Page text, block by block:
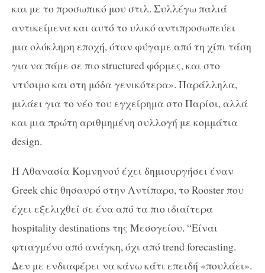
και με το προσωπικό μου στιλ. Συλλέγω παλιά
αντικείμενα και αυτό το υλικό αντιπροσωπεύει
μια ολόκληρη εποχή, όταν φύγαμε από τη χίπι τάση
για να πάμε σε πιο structured φόρμες, και στο
ντύσιμο και στη μόδα γενικότερα». Παράλληλα,
μιλάει για το νέο του εγχείρημα στο Παρίσι, αλλά
και μια πρώτη αριθμημένη συλλογή με κομμάτια
design.
Η Αθανασία Κομνηνού έχει δημιουργήσει έναν
Greek chic θησαυρό στην Αντίπαρο, το Rooster που
έχει εξελιχθεί σε ένα από τα πιο ιδιαίτερα
hospitality destinations της Μεσογείου. “Είναι
φτιαγμένο από ανάγκη, όχι από trend forecasting.
Δεν με ενδιαφέρει να κάνω κάτι επειδή «πουλάει».